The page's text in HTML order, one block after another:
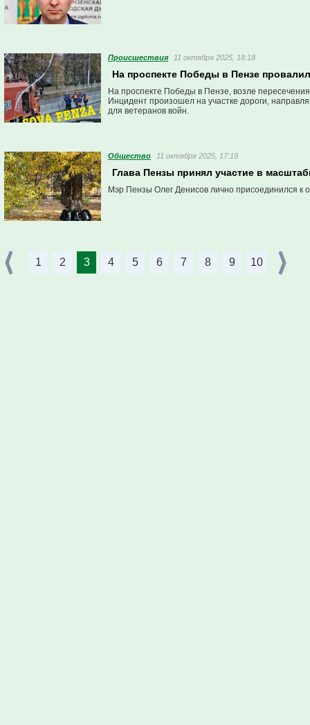
Проиcшествия 11 октября 2025, 18:18
На проспекте Победы в Пензе
На проспекте Победы в Пензе, возле
Инцидент произошел на участке дороги,
для ветеранов войн.
Общество 11 октября 2025, 17:19
Глава Пензы принял участие в
Мэр Пензы Олег Денисов лично присоединился к
1 2 3 4 5 6 7 8 9 10